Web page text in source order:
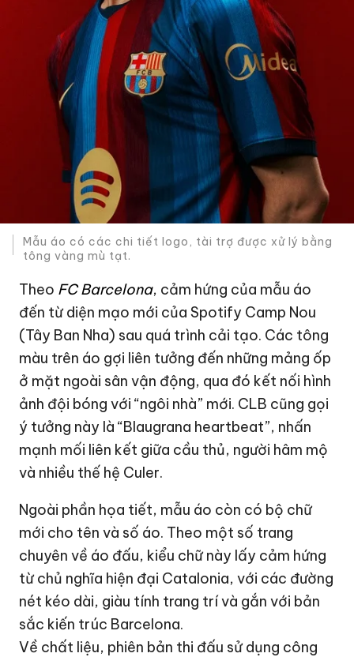
Mẫu áo có các chi tiết logo, tài trợ được xử lý bằng
tông vàng mù tạt.
Theo FC Barcelona, cảm hứng của mẫu áo
đến từ diện mạo mới của Spotify Camp Nou
(Tây Ban Nha) sau quá trình cải tạo. Các tông
màu trên áo gợi liên tưởng đến những mảng ốp
ở mặt ngoài sân vận động, qua đó kết nối hình
ảnh đội bóng với “ngôi nhà” mới. CLB cũng gọi
ý tưởng này là “Blaugrana heartbeat”, nhấn
mạnh mối liên kết giữa cầu thủ, người hâm mộ
và nhiều thế hệ Culer.
Ngoài phần họa tiết, mẫu áo còn có bộ chữ
mới cho tên và số áo. Theo một số trang
chuyên về áo đấu, kiểu chữ này lấy cảm hứng
từ chủ nghĩa hiện đại Catalonia, với các đường
nét kéo dài, giàu tính trang trí và gắn với bản
sắc kiến trúc Barcelona.
Về chất liệu, phiên bản thi đấu sử dụng công